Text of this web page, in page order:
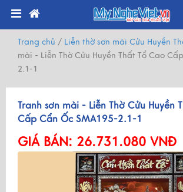
Trang chủ / Liễn thờ sơn mài Cửu Huyền
mài - Liễn Thờ Cửu Huyền Thất Tổ Cao
2.1-1
Tranh sơn mài - Liễn Thờ Cửu Huyền
Cấp Cẩn Ốc SMA195-2.1-1
GIÁ BÁN: 26.731.080 VNĐ